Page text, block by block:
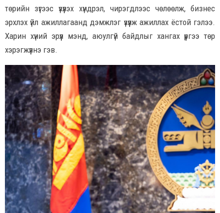
төрийн зүгээс үзүүлэх хүндрэл, чирэгдлээс чөлөөлж, бизнес
эрхлэх үйл ажиллагаанд дэмжлэг үзүүлж ажиллах ёстой гэлээ.
Харин хүний эрүүл мэнд, аюулгүй байдлыг хангах үүргээ төр
хэрэгжүүлнэ гэв.